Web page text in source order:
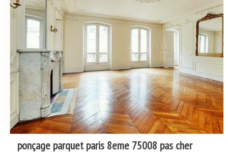
ponçage parquet paris 8eme 75008 pas cher